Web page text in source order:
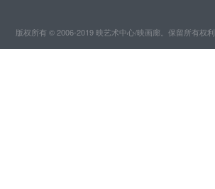
版权所有 © 2006-2019 映艺术中心/映画廊。保留所有权利